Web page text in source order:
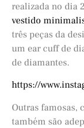
realizada no dia
vestido
três peças da
um ear cuff de
de diamantes.
https://
Outras famosas,
também são